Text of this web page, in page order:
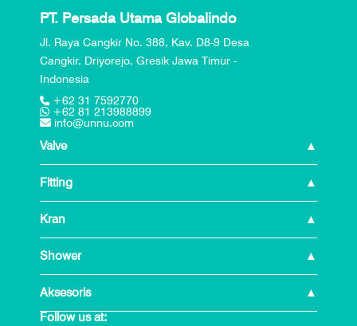
PT. Persada Utama Globalindo
Jl. Raya Cangkir No. 388, Kav. D8-9 Desa
Cangkir, Driyorejo, Gresik Jawa Timur -
Indonesia
+62 31 7592770
+62 81 213988899
info@unnu.com
Valve
Fitting
Kran
Shower
Aksesoris
Follow us at: